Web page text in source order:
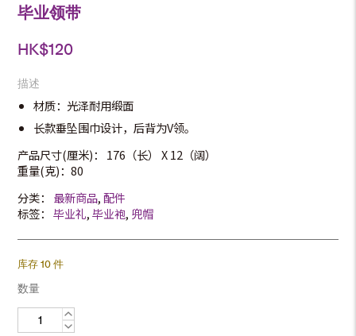
毕业领带
HK$120
描述
材质：光泽耐用缎面
长款垂坠围巾设计，后背为V领。
产品尺寸(厘米)： 176（长） X 12（阔）
重量(克)：80
分类： 最新商品,配件
标签：毕业礼,毕业袍, 兜帽
库存 10 件
数量
数